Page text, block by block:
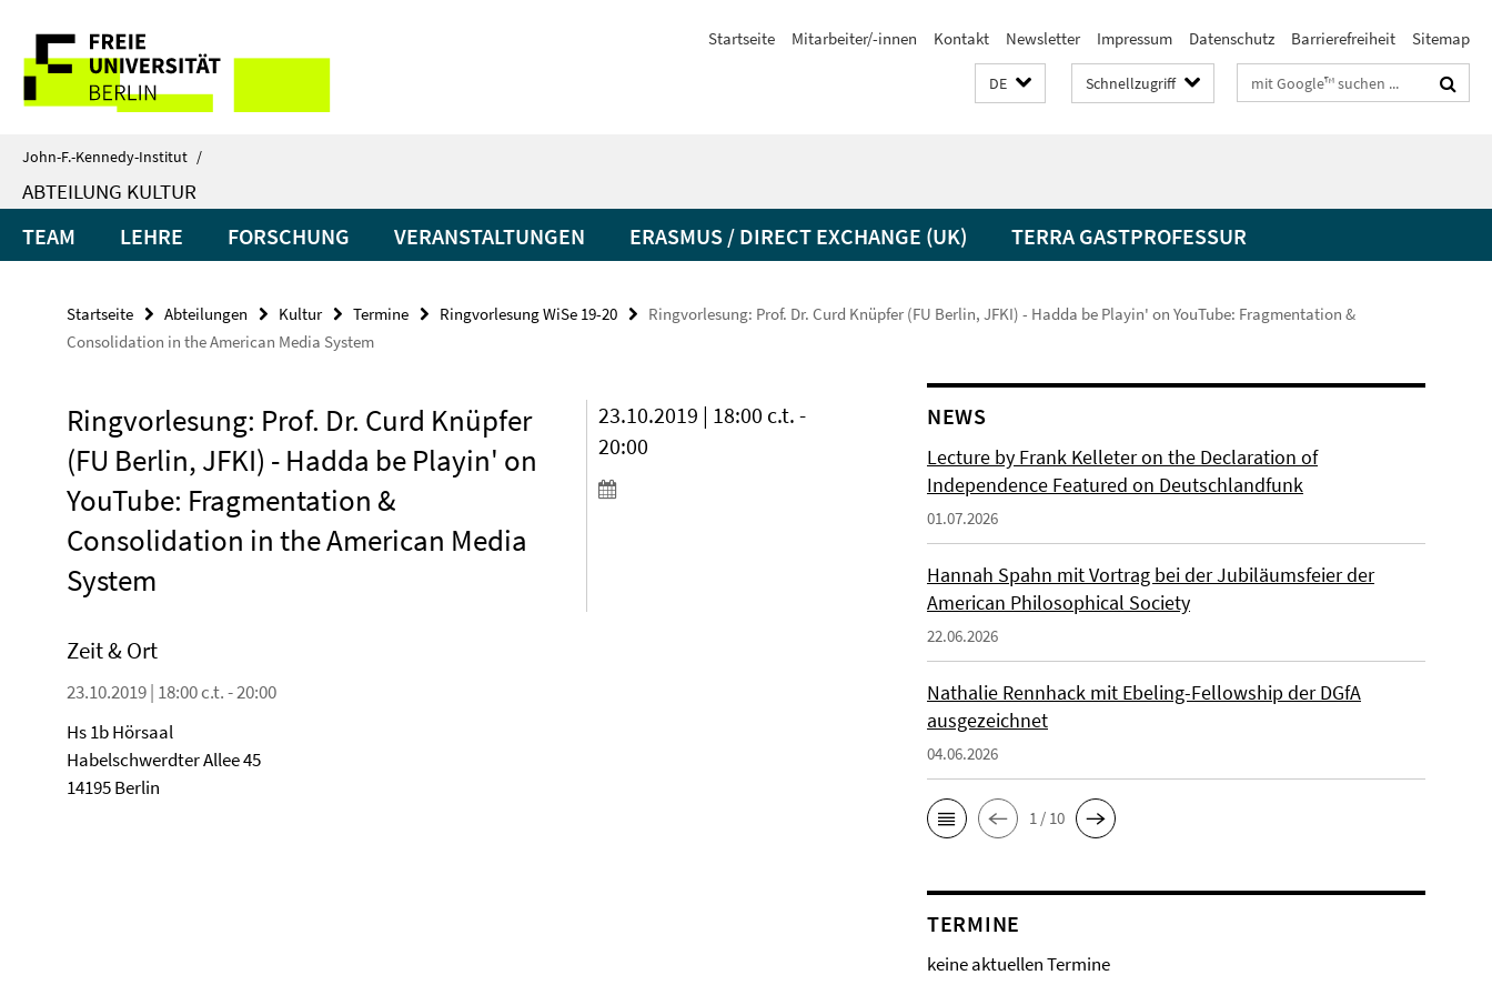
direkt
Inhalt
Service-
Navigation
Startseite Mitarbeiter/-innen Kontakt Newsletter Impressum Datenschutz Barrierefreiheit Sitemap
DE Schnellzugriff Suchbegriffe
John-F.-Kennedy-Institut /
ABTEILUNG KULTUR
TEAM LEHRE FORSCHUNG VERANSTALTUNGEN ERASMUS / DIRECT EXCHANGE (UK) TERRA GASTPROFESSUR
Startseite Abteilungen Kultur Termine Ringvorlesung WiSe 19-20
Ringvorlesung: Prof. Dr. Curd Knüpfer (FU Berlin, JFKI) - Hadda be Playin' on YouTube: Fragmentation &
Consolidation in the American Media System
Ringvorlesung: Prof. Dr. Curd Knüpfer
(FU Berlin, JFKI) - Hadda be Playin' on
YouTube: Fragmentation &
Consolidation in the American Media
System
23.10.2019 | 18:00 c.t. -
20:00
Zeit & Ort
23.10.2019 | 18:00 c.t. - 20:00
Hs 1b Hörsaal
Habelschwerdter Allee 45
14195 Berlin
NEWS
Lecture by Frank Kelleter on the Declaration of
Independence Featured on Deutschlandfunk
01.07.2026
Hannah Spahn mit Vortrag bei der Jubiläumsfeier der
American Philosophical Society
22.06.2026
Nathalie Rennhack mit Ebeling-Fellowship der DGfA
ausgezeichnet
04.06.2026
1 / 10
TERMINE
keine aktuellen Termine